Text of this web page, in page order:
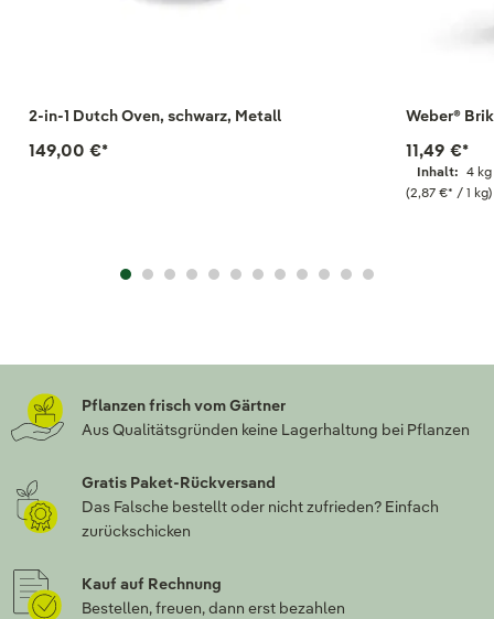
2-in-1 Dutch Oven, schwarz, Metall
149,00 €*
Weber®
Inhalt: 4 kg
(2,87 €* / 1 kg)
11,49 €*
Pflanzen frisch vom Gärtner
Aus Qualitätsgründen keine Lagerhaltung bei Pflanzen
Gratis Paket-Rückversand
Das Falsche bestellt oder nicht zufrieden? Einfach
zurückschicken
Kauf auf Rechnung
Bestellen, freuen, dann erst bezahlen